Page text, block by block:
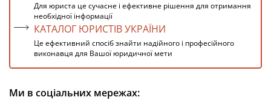
Для юриста це сучасне і ефективне рішення для отримання
необхідної інформації
КАТАЛОГ ЮРИСТІВ УКРАЇНИ
Це ефективний спосіб знайти надійного і професійного
виконавця для Вашої юридичної мети
Ми в соціальних мережах: